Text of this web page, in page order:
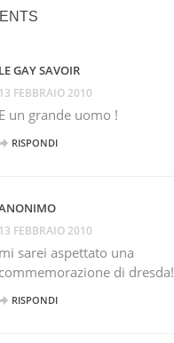
LE GAY SAVOIR
13 FEBBRAIO 2010
E un grande uomo !
RISPONDI
13 FEBBRAIO 2010
mi sarei aspettato una
commemorazione di dresda!
RISPONDI